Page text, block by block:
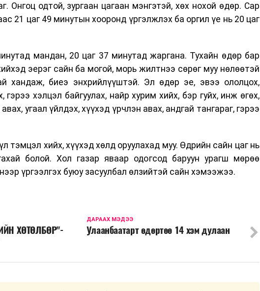
Онгоц одтой, зургаан цагаан мэнгэтэй, хөх нохой өдөр. Сар
21 цаг 49 минутын хооронд үргэлжлэх ба оргил үе нь 20 цаг
мандан, 20 цаг 37 минутад жаргана. Тухайн өдөр бар
эерэг сайн ба могой, морь жилтнээ сөрөг муу нөлөөтэй
хандаж, биеэ энхрийлүүштэй. Эл өдөр эе, эвээ ололцох,
хэлцэл байгуулах, найр хурим хийх, бэр гуйх, инж өгөх,
угаал үйлдэх, хүүхэд үрчлэн авах, андгай тангараг, гэрээ
тэмцэл хийх, хүүхэд хөлд оруулахад муу. Өдрийн сайн цаг нь
болой. Хол газар яваар одогсод баруун урагш мөрөө
үргээлгэх буюу засуулбал өлзийтэй сайн хэмээжээ.
ДАРААХ МЭДЭЭ
Улаанбаатарт өдөртөө 14 хэм дулаан
ХӨТӨЛБӨР"-